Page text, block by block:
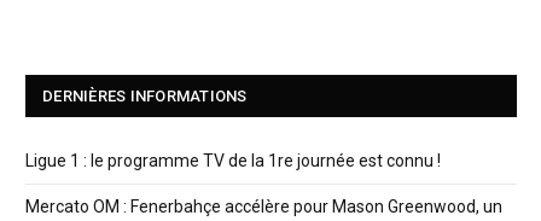
DERNIÈRES INFORMATIONS
Ligue 1 : le programme TV de la 1re journée est connu !
Mercato OM : Fenerbahçe accélère pour Mason Greenwood, un